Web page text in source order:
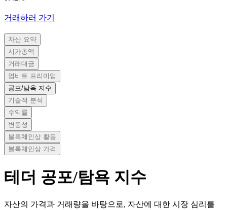
거래하러 가기
자산 요약
시가총액
거래대금
업비트 프리미엄
공포/탐욕 지수
기술적 분석
수익률
변동성
블록체인상 활동
블록체인상 가격
테더 공포/탐욕 지수
자산의 가격과 거래량을 바탕으로, 자산에 대한 시장 심리를